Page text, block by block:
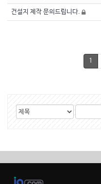
건설지 제작 문의드립니다.
1
게
시
색
검
색
색